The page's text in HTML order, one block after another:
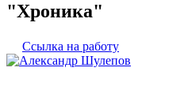
"Хроника"
Ссылка на работу